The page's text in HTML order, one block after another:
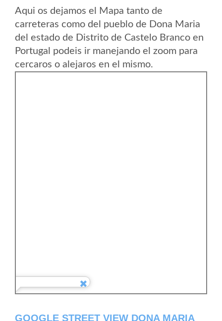
Aqui os dejamos el Mapa tanto de
carreteras como del pueblo de Dona Maria
del estado de Distrito de Castelo Branco en
Portugal podeis ir manejando el zoom para
cercaros o alejaros en el mismo.
GOOGLE STREET VIEW DONA MARIA